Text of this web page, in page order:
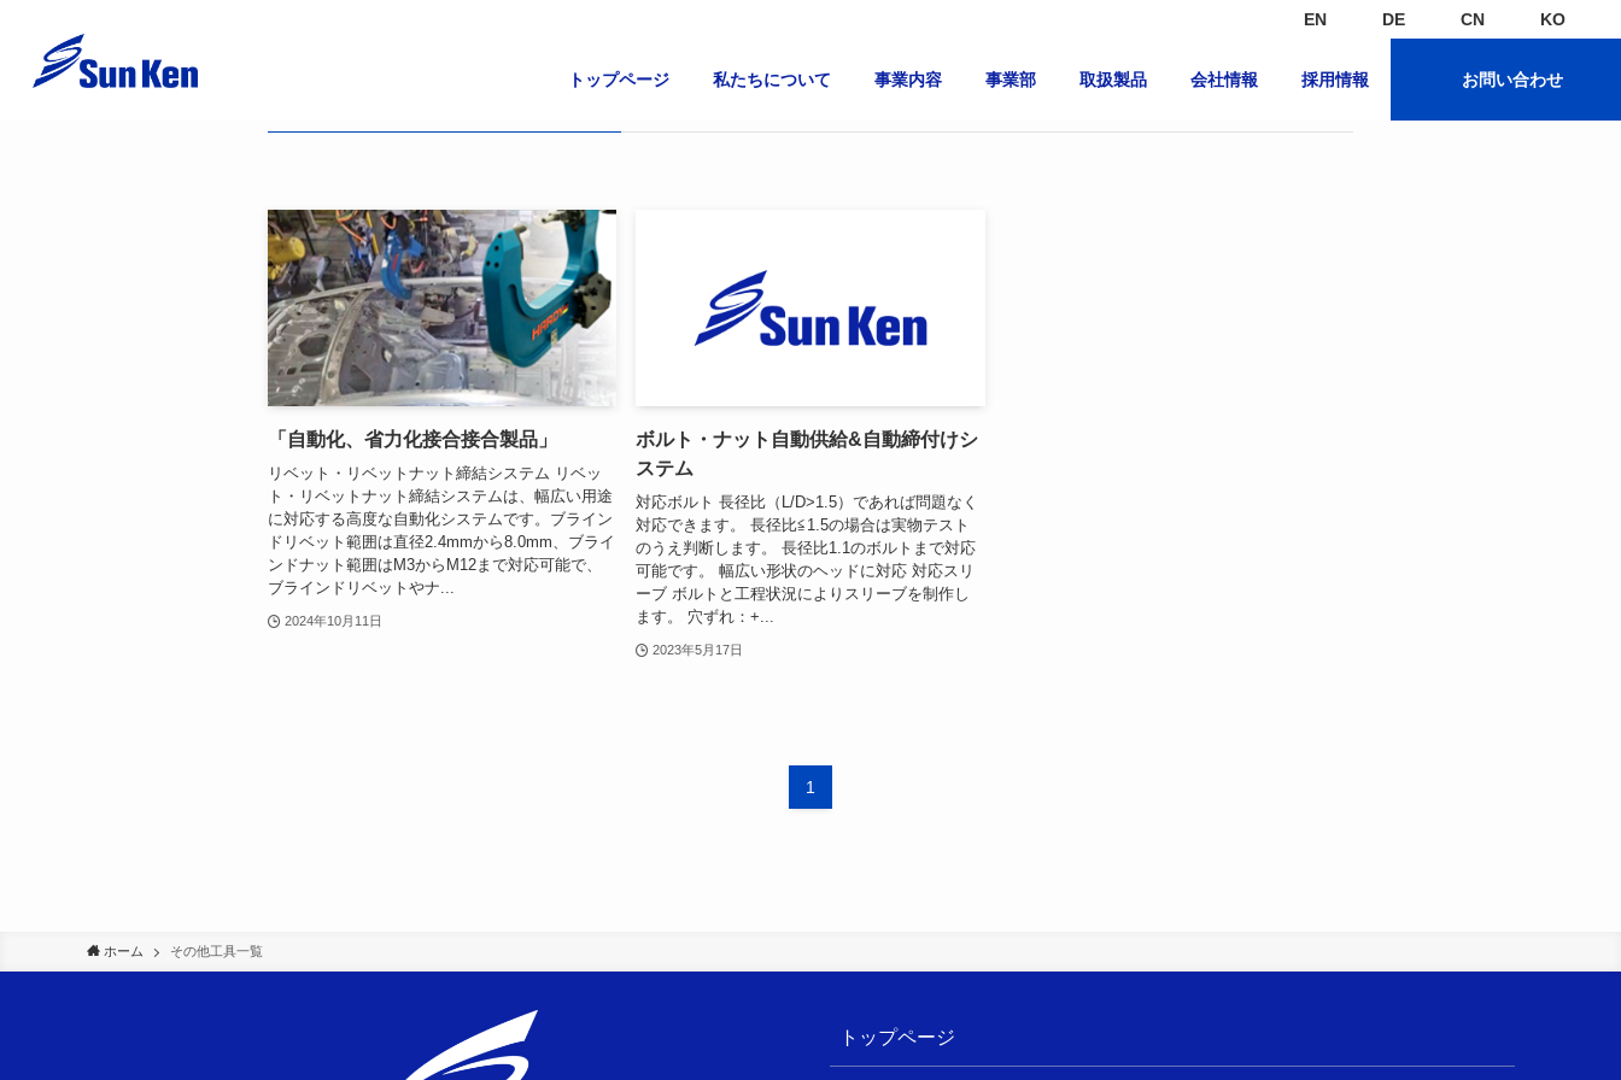
トップページ 私たちについて 事業内容 事業部 取扱製品 会社情報 採用情報 お問い合わせ
EN DE CN KO
「自動化、省力化接合接合製品」
リベット・リベットナット締結システム リベッ
ト・リベットナット締結システムは、幅広い用途
に対応する高度な自動化システムです。ブライン
ドリベット範囲は直径2.4mmから8.0mm、ブライ
ンドナット範囲はM3からM12まで対応可能で、
ブラインドリベットやナ...
2024年10月11日
ボルト・ナット自動供給&自動締付けシ
ステム
対応ボルト 長径比（L/D>1.5）であれば問題なく
対応できます。 長径比≦1.5の場合は実物テスト
のうえ判断します。 長径比1.1のボルトまで対応
可能です。 幅広い形状のヘッドに対応 対応スリ
ーブ ボルトと工程状況によりスリーブを制作し
ます。 穴ずれ：+...
2023年5月17日
1
ホーム その他工具一覧
トップページ